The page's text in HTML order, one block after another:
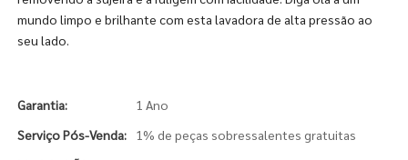
mundo limpo e brilhante com esta lavadora de alta pressão ao
seu lado.
Garantia:
1 Ano
Serviço Pós-Venda:
1% de peças sobressalentes gratuitas